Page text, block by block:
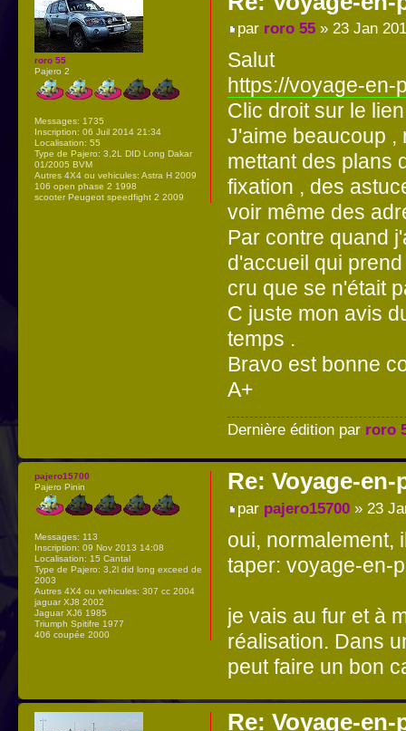
par roro 55» 23 Jan
Salut
https://voyage-en-
Clic droit sur le
J'aime beaucoup ,
mettant des plans
fixation , des
voir même des
Par contre quand
d'accueil qui
cru que se n'était
C juste mon avis
temps .
Bravo est bonne
A+
Dernière édition par roro
roro 55
Pajero 2
Messages: 1735
Inscription: 06 Juil 2014 21:34
Localisation: 55
Type de Pajero: 3,2L DID Long Dakar
01/2005 BVM
Autres 4X4 ou vehicules: Astra H 2009
106 open phase 2 1998
scooter Peugeot speedfight 2 2009
Re: Voyage-en-
par pajero15700» 23
oui, normalement,
taper: voyage-en-
je vais au fur et à
réalisation. Dans
peut faire un bon
pajero15700
Pajero Pinin
Messages: 113
Inscription: 09 Nov 2013 14:08
Localisation: 15 Cantal
Type de Pajero: 3,2l did long exceed de
2003
Autres 4X4 ou vehicules: 307 cc 2004
jaguar XJ8 2002
Jaguar XJ6 1985
Triumph Spitifre 1977
406 coupée 2000
Re: Voyage-en-